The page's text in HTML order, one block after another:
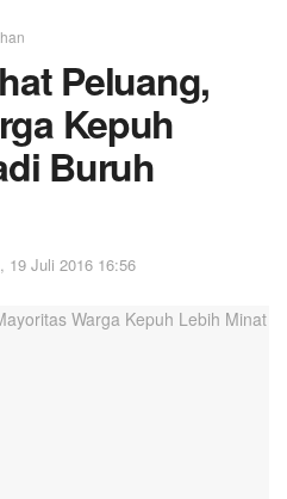
Peluang,
Kepuh
Buruh
19 Juli 2016 16:56